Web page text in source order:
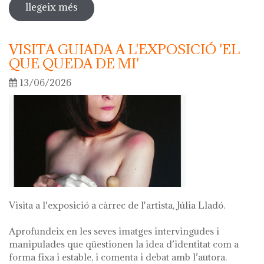
llegeix més sobre visita guiada a l'exposició 'anar
a la font'
VISITA GUIADA A L'EXPOSICIÓ 'EL
QUE QUEDA DE MI'
13/06/2026
Visita a l'exposició a càrrec de l'artista, Júlia Lladó.
Aprofundeix en les seves imatges intervingudes i
manipulades que qüestionen la idea d’identitat com a
forma fixa i estable, i comenta i debat amb l’autora.